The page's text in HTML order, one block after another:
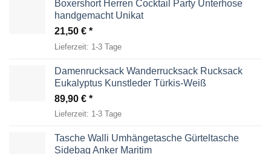
Boxershort Herren Cocktail Party Unterhose
handgemacht Unikat
21,50 €
Lieferzeit: 1-3 Tage
Damenrucksack Wanderrucksack Rucksack
Eukalyptus Kunstleder Türkis-Weiß
89,90 €
Lieferzeit: 1-3 Tage
Tasche Walli Umhängetasche Gürteltasche
Sidebag Anker Maritim